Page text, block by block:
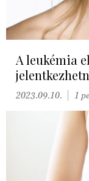
A leukémia
2023.09.10. 1